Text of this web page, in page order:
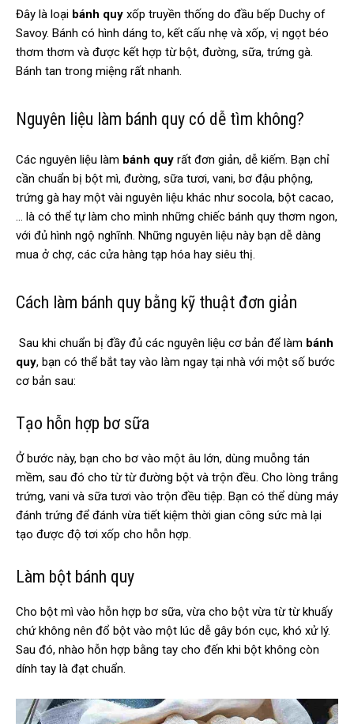
Đây là loại bánh quy xốp truyền thống do đầu bếp Duchy of
Savoy. Bánh có hình dáng to, kết cấu nhẹ và xốp, vị ngọt béo
thơm thơm và được kết hợp từ bột, đường, sữa, trứng gà.
Bánh tan trong miệng rất nhanh.
Nguyên liệu làm bánh quy có dễ tìm không?
Các nguyên liệu làm bánh quy rất đơn giản, dễ kiếm. Bạn chỉ
cần chuẩn bị bột mì, đường, sữa tươi, vani, bơ đậu phộng,
trứng gà hay một vài nguyên liệu khác như socola, bột cacao,
… là có thể tự làm cho mình những chiếc bánh quy thơm ngon,
với đủ hình ngộ nghĩnh. Những nguyên liệu này bạn dễ dàng
mua ở chợ, các cửa hàng tạp hóa hay siêu thị.
Cách làm bánh quy bằng kỹ thuật đơn giản
Sau khi chuẩn bị đầy đủ các nguyên liệu cơ bản để làm bánh
quy, bạn có thể bắt tay vào làm ngay tại nhà với một số bước
cơ bản sau:
Tạo hỗn hợp bơ sữa
Ở bước này, bạn cho bơ vào một âu lớn, dùng muỗng tán
mềm, sau đó cho từ từ đường bột và trộn đều. Cho lòng trắng
trứng, vani và sữa tươi vào trộn đều tiệp. Bạn có thể dùng máy
đánh trứng để đánh vừa tiết kiệm thời gian công sức mà lại
tạo được độ tơi xốp cho hỗn hợp.
Làm bột bánh quy
Cho bột mì vào hỗn hợp bơ sữa, vừa cho bột vừa từ từ khuấy
chứ không nên đổ bột vào một lúc dễ gây bón cục, khó xử lý.
Sau đó, nhào hỗn hợp bằng tay cho đến khi bột không còn
dính tay là đạt chuẩn.